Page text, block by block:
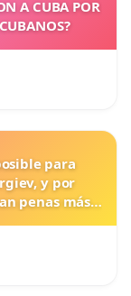
A CUBA POR
para
y por
penas más